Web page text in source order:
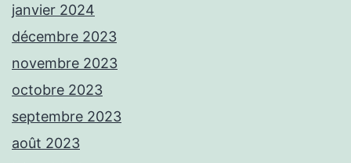
janvier 2024
décembre 2023
novembre 2023
octobre 2023
septembre 2023
août 2023